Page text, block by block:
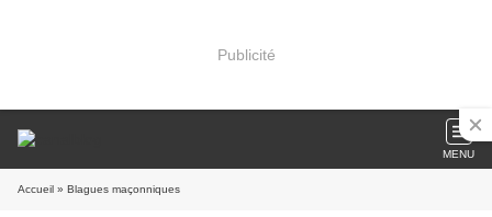
Publicité
MENU
Accueil » Blagues maçonniques